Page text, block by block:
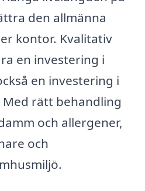
den allmänna
kontor. Kvalitativ
en investering i
en investering i
rätt behandling
och allergener,
och